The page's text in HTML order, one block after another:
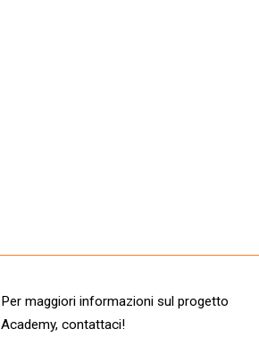
Per maggiori informazioni sul progetto
Academy, contattaci!